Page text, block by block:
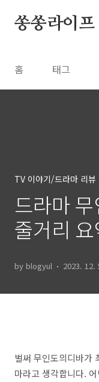
쏭쏭라이프
홈 태그
TV 이야기/드라마 리뷰
드라마
줄거리
by blogyul 2023. 12.
벌써 무인도의디바가
마라고 생각합니다.